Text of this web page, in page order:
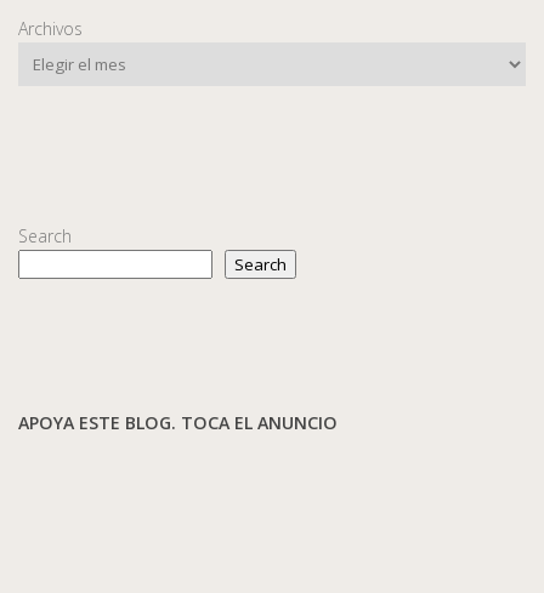
Archivos
Search
Search
APOYA ESTE BLOG. TOCA EL ANUNCIO